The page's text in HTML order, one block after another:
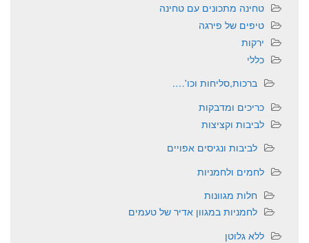
טחינה מתכונים עם טחינה
טיפים של פירגה
ירקות
כללי
ברכות,סליחות וכו'….
כריכים ומדבקות
לביבות וקציצות
לביבות ונגיסים אפויים
לחמים ולחמניות
חלות מגוונות
לחמניות במגוון אדיר של טעמים
ללא גלוטן